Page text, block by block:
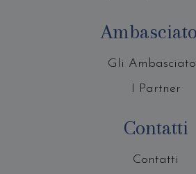
Gli
I Partner
Contatti
Contatti